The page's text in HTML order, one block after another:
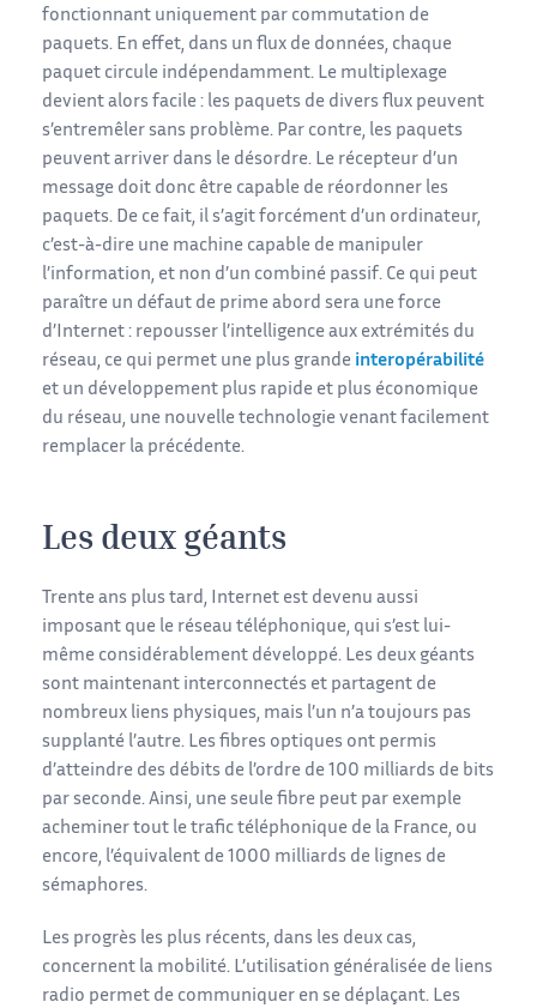
fonctionnant uniquement par commutation de
paquets. En effet, dans un flux de données, chaque
paquet circule indépendamment. Le multiplexage
devient alors facile : les paquets de divers flux peuvent
s’entremêler sans problème. Par contre, les paquets
peuvent arriver dans le désordre. Le récepteur d’un
message doit donc être capable de réordonner les
paquets. De ce fait, il s’agit forcément d’un ordinateur,
c’est-à-dire une machine capable de manipuler
l’information, et non d’un combiné passif. Ce qui peut
paraître un défaut de prime abord sera une force
d’Internet : repousser l’intelligence aux extrémités du
réseau, ce qui permet une plus grande
interopérabilité
et un développement plus rapide et plus économique
du réseau, une nouvelle technologie venant facilement
remplacer la précédente.
Les deux géants
Trente ans plus tard, Internet est devenu aussi
imposant que le réseau téléphonique, qui s’est lui-
même considérablement développé. Les deux géants
sont maintenant interconnectés et partagent de
nombreux liens physiques, mais l’un n’a toujours pas
supplanté l’autre. Les fibres optiques ont permis
d’atteindre des débits de l’ordre de 100 milliards de bits
par seconde. Ainsi, une seule fibre peut par exemple
acheminer tout le trafic téléphonique de la France, ou
encore, l’équivalent de 1000 milliards de lignes de
sémaphores.
Les progrès les plus récents, dans les deux cas,
concernent la mobilité. L’utilisation généralisée de liens
radio permet de communiquer en se déplaçant. Les